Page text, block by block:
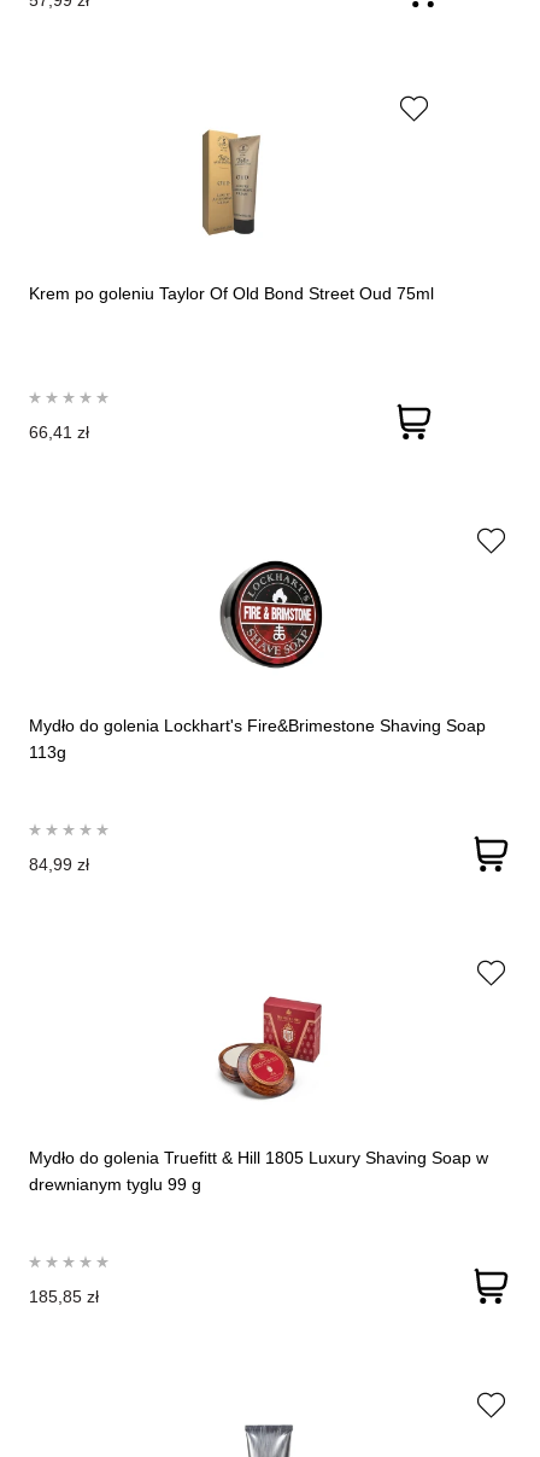
Krem po goleniu Taylor Of Old Bond Street Oud 75ml
66,41 zł
Mydło do golenia Lockhart's Fire&Brimestone Shaving Soap
113g
84,99 zł
Mydło do golenia Truefitt & Hill 1805 Luxury Shaving Soap w
drewnianym tyglu 99 g
185,85 zł